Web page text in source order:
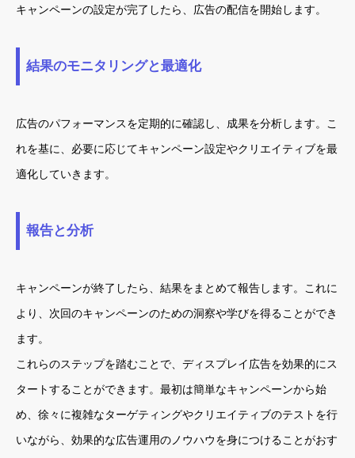
キャンペーンの設定が完了したら、広告の配信を開始します。
結果のモニタリングと最適化
広告のパフォーマンスを定期的に確認し、成果を分析します。こ
れを基に、必要に応じてキャンペーン設定やクリエイティブを最
適化していきます。
報告と分析
キャンペーンが終了したら、結果をまとめて報告します。これに
より、次回のキャンペーンのための洞察や学びを得ることができ
ます。
これらのステップを踏むことで、ディスプレイ広告を効果的にス
タートすることができます。最初は簡単なキャンペーンから始
め、徐々に複雑なターゲティングやクリエイティブのテストを行
いながら、効果的な広告運用のノウハウを身につけることがおす